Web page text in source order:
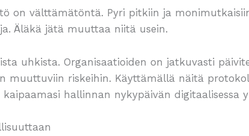
on välttämätöntä. Pyri pitkiin ja
Äläkä jätä muuttaa niitä usein.
uhkista. Organisaatioiden on jatkuvasti
muuttuviin riskeihin. Käyttämällä näitä
hallinnan nykypäivän digitaalisessa